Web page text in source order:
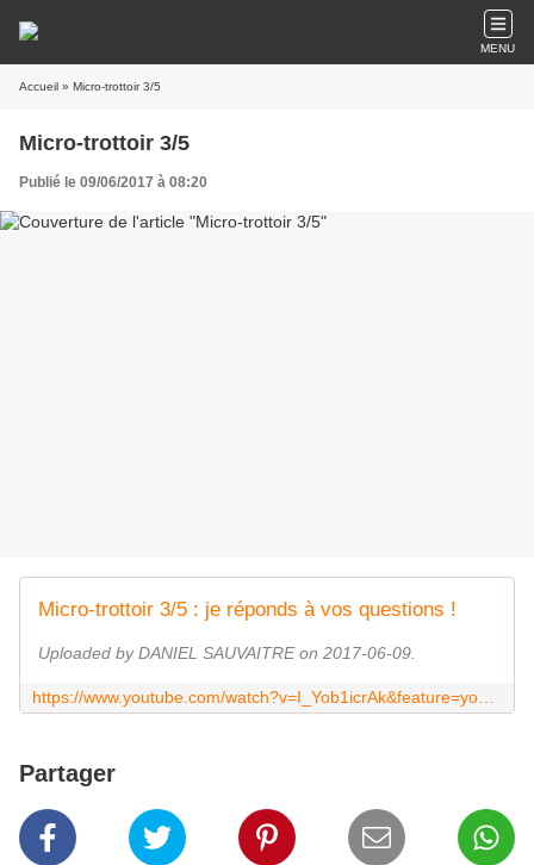
MENU
Accueil » Micro-trottoir 3/5
Micro-trottoir 3/5
Publié le 09/06/2017 à 08:20
Micro-trottoir 3/5 : je réponds à vos questions !
Uploaded by DANIEL SAUVAITRE on 2017-06-09.
Partager